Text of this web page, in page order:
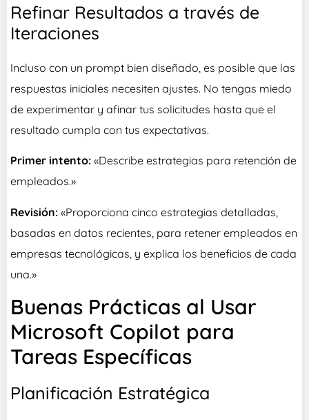
Refinar Resultados a través de
Iteraciones
Incluso con un prompt bien diseñado, es posible que las
respuestas iniciales necesiten ajustes. No tengas miedo
de experimentar y afinar tus solicitudes hasta que el
resultado cumpla con tus expectativas.
Primer intento: «Describe estrategias para retención de
empleados.»
Revisión: «Proporciona cinco estrategias detalladas,
basadas en datos recientes, para retener empleados en
empresas tecnológicas, y explica los beneficios de cada
una.»
Buenas Prácticas al Usar
Microsoft Copilot para
Tareas Específicas
Planificación Estratégica